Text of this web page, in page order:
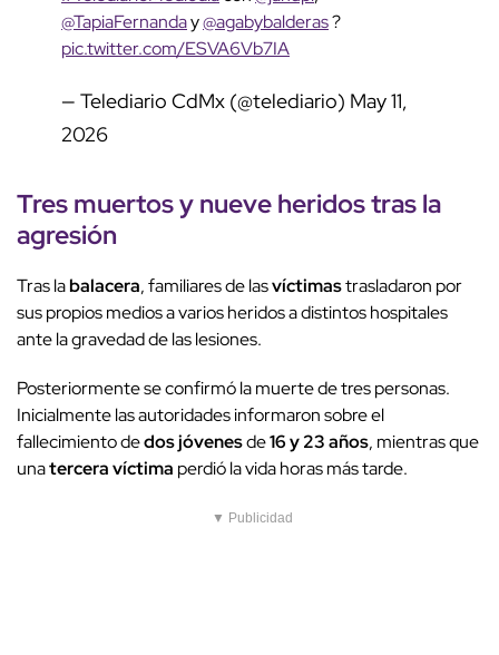
@TapiaFernanday@agabybalderas?
pic.twitter.com/ESVA6Vb7IA
— Telediario CdMx (@telediario) May 11,
2026
Tres muertosynueve heridostras la
agresión
Tras labalacera, familiares de lasvíctimastrasladaron por
sus propios medios a varios heridos a distintos hospitales
ante la gravedad de las lesiones.
Posteriormente se confirmó la muerte de tres personas.
Inicialmente las autoridades informaron sobre el
fallecimiento dedos jóvenesde16 y 23 años, mientras que
unatercera víctima perdió la vida horas más tarde.
▼ Publicidad